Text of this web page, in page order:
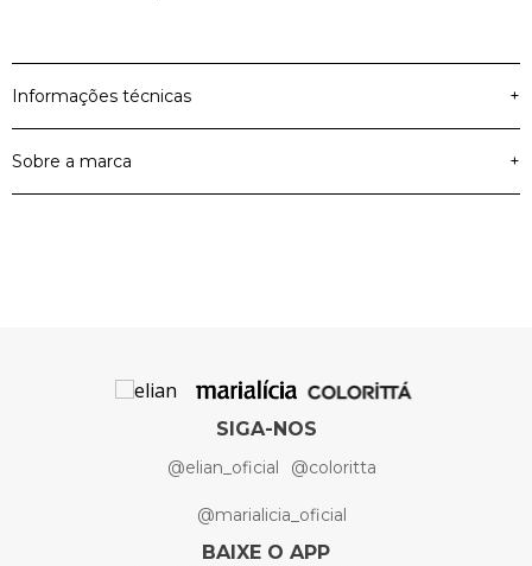
Informações técnicas +
Material Principal Jeans
Sobre a marca +
SIGA-NOS
@elian_oficial @coloritta
@marialicia_oficial
BAIXE O APP